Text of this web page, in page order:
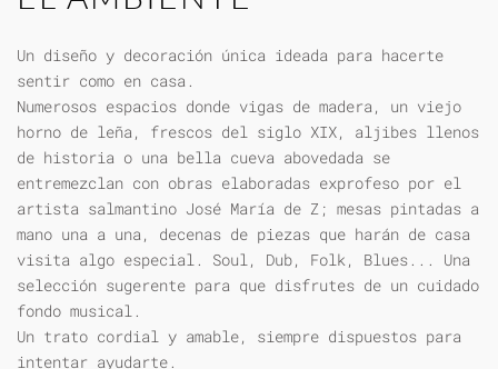
Un diseño y decoración única ideada para hacerte
sentir como en casa.
Numerosos espacios donde vigas de madera, un viejo
horno de leña, frescos del siglo XIX, aljibes llenos
de historia o una bella cueva abovedada se
entremezclan con obras elaboradas exprofeso por el
artista salmantino José María de Z; mesas pintadas a
mano una a una, decenas de piezas que harán de casa
visita algo especial. Soul, Dub, Folk, Blues... Una
selección sugerente para que disfrutes de un cuidado
fondo musical.
Un trato cordial y amable, siempre dispuestos para
intentar ayudarte.